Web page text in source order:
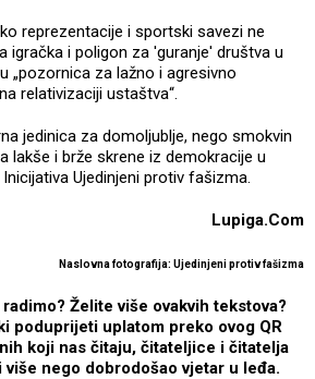
reprezentacije i sportski savezi ne
igračka i poligon za 'guranje' društva u
„pozornica za lažno i agresivno
relativizaciji ustaštva“.
jedinica za domoljublje, nego smokvin
lakše i brže skrene iz demokracije u
Ujedinjeni protiv fašizma.
Lupiga.Com
Naslovna fotografija: Ujedinjeni protiv fašizma
Želite više ovakvih tekstova?
poduprijeti uplatom preko ovog QR
koji nas čitaju, čitateljice i čitatelja
nego dobrodošao vjetar u leđa.